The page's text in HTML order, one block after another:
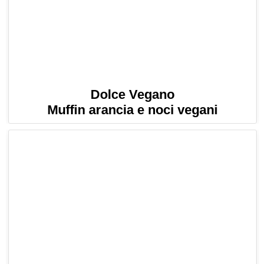
Dolce Vegano
Muffin arancia e noci vegani